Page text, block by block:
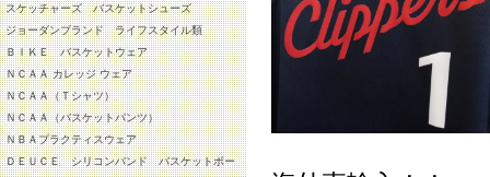
スケッチャーズ バスケットシューズ
ジョーダンブランド ライフスタイル類
ＢＩＫＥ バスケットウェア
ＮＣＡＡ カレッジ ウェア
ＮＣＡＡ（Ｔシャツ）
ＮＣＡＡ（バスケットパンツ）
ＮＢＡプラクティスウェア
ＤＥＵＣＥ シリコンバンド バスケットボー